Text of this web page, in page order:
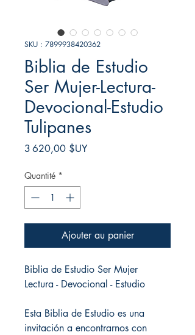
SKU : 7899938420362
Biblia de Estudio
Ser Mujer-Lectura-
Devocional-Estudio
Tulipanes
3 620,00 $UYPrix
Quantité *
Ajouter au panier
Biblia de Estudio Ser Mujer
Lectura - Devocional - Estudio
Esta Biblia de Estudio es una
invitación a encontrarnos con